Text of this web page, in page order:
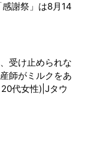
謝祭」は8月14
受け止められな
師がミルクをあ
代女性)|Jタウ